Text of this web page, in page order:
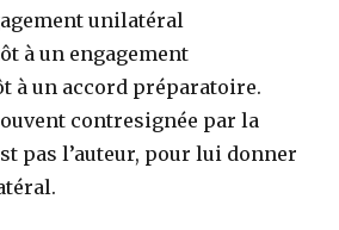
unilatéral
à un engagement
à un accord préparatoire.
contresignée par la
pas l’auteur, pour lui donner